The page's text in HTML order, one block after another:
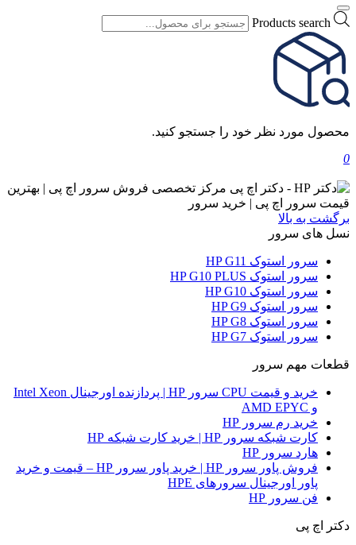
Products search
محصول مورد نظر خود را جستجو کنید.
0
برگشت به بالا
نسل های سرور
سرور استوک HP G11
سرور استوک HP G10 PLUS
سرور استوک HP G10
سرور استوک HP G9
سرور استوک HP G8
سرور استوک HP G7
قطعات مهم سرور
خرید و قیمت CPU سرور HP | پردازنده اورجینال Intel Xeon
و AMD EPYC
خرید رم سرور HP
کارت شبکه سرور HP | خرید کارت شبکه HP
هارد سرور HP
فروش پاور سرور HP | خرید پاور سرور HP – قیمت و خرید
پاور اورجینال سرورهای HPE
فن سرور HP
دکتر اچ پی